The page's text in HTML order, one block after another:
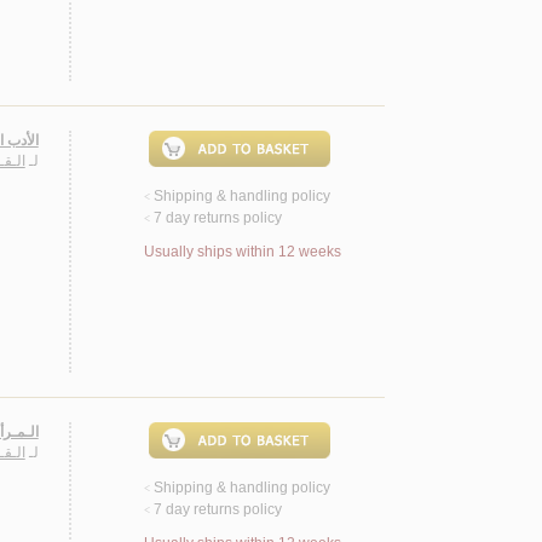
الأدب
لـ
< Shipping & handling policy
< 7 day returns policy
Usually ships within 12 weeks
لـ
< Shipping & handling policy
< 7 day returns policy